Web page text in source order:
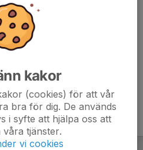
kakor
(cookies) för att vår
bra för dig. De används
i syfte att hjälpa oss att
tjänster.
vi cookies